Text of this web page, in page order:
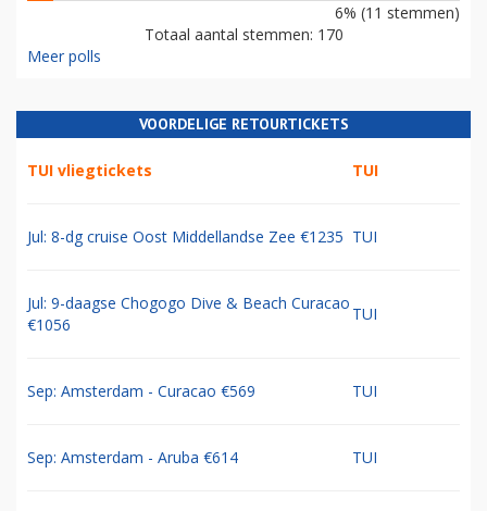
6% (11 stemmen)
Totaal aantal stemmen: 170
Meer polls
VOORDELIGE RETOURTICKETS
TUI vliegtickets TUI
Jul: 8-dg cruise Oost Middellandse Zee €1235 TUI
Jul: 9-daagse Chogogo Dive & Beach Curacao
€1056
TUI
Sep: Amsterdam - Curacao €569 TUI
Sep: Amsterdam - Aruba €614 TUI